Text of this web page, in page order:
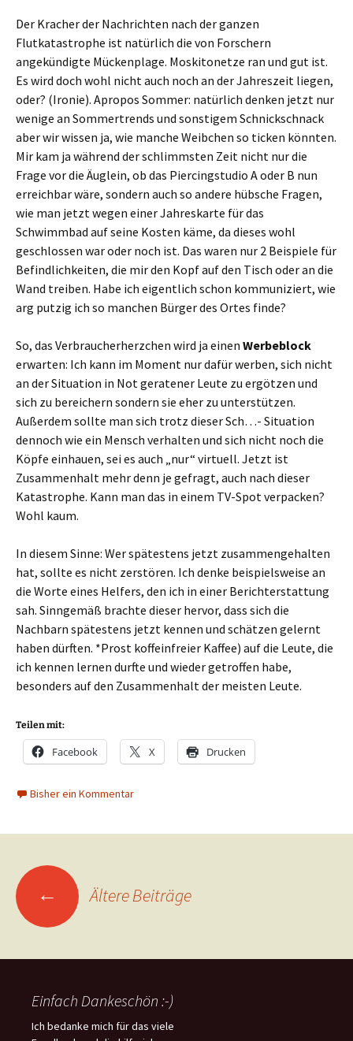
Der Kracher der Nachrichten nach der ganzen
Flutkatastrophe ist natürlich die von Forschern
angekündigte Mückenplage. Moskitonetze ran und gut ist.
Es wird doch wohl nicht auch noch an der Jahreszeit liegen,
oder? (Ironie). Apropos Sommer: natürlich denken jetzt nur
wenige an Sommertrends und sonstigem Schnickschnack
aber wir wissen ja, wie manche Weibchen so ticken könnten.
Mir kam ja während der schlimmsten Zeit nicht nur die
Frage vor die Äuglein, ob das Piercingstudio A oder B nun
erreichbar wäre, sondern auch so andere hübsche Fragen,
wie man jetzt wegen einer Jahreskarte für das
Schwimmbad auf seine Kosten käme, da dieses wohl
geschlossen war oder noch ist. Das waren nur 2 Beispiele für
Befindlichkeiten, die mir den Kopf auf den Tisch oder an die
Wand treiben. Habe ich eigentlich schon kommuniziert, wie
arg putzig ich so manchen Bürger des Ortes finde?
So, das Verbraucherherzchen wird ja einen Werbeblock
erwarten: Ich kann im Moment nur dafür werben, sich nicht
an der Situation in Not geratener Leute zu ergötzen und
sich zu bereichern sondern sie eher zu unterstützen.
Außerdem sollte man sich trotz dieser Sch…- Situation
dennoch wie ein Mensch verhalten und sich nicht noch die
Köpfe einhauen, sei es auch „nur“ virtuell. Jetzt ist
Zusammenhalt mehr denn je gefragt, auch nach dieser
Katastrophe. Kann man das in einem TV-Spot verpacken?
Wohl kaum.
In diesem Sinne: Wer spätestens jetzt zusammengehalten
hat, sollte es nicht zerstören. Ich denke beispielsweise an
die Worte eines Helfers, den ich in einer Berichterstattung
sah. Sinngemäß brachte dieser hervor, dass sich die
Nachbarn spätestens jetzt kennen und schätzen gelernt
haben dürften. *Prost koffeinfreier Kaffee) auf die Leute, die
ich kennen lernen durfte und wieder getroffen habe,
besonders auf den Zusammenhalt der meisten Leute.
Teilen mit:
Facebook X Drucken
Bisher ein Kommentar
Beitragsnavigation
← Ältere Beiträge
Einfach Dankeschön :-)
Ich bedanke mich für das viele